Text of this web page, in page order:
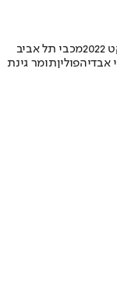
מכבי תל אביב
אבדיהפוליןתומר גינת